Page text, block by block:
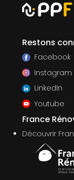
Restons
Facebook
Instagram
LinkedIn
Youtube
France
Découvrir